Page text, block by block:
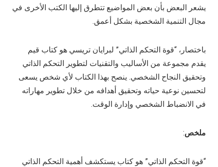
يشعر البعض بأن بعض المواضيع تتطرق إليها الكتب الأخرى في
مجال التنمية الشخصية بشكل أعمق.
باختصار، “قوة التحكم الذاتي” لبرايان تريسي هو كتاب قيم
يقدم مجموعة من الأساليب والتقنيات لتطوير التحكم الذاتي
وتحقيق النجاح الشخصي. ينصح بهذا الكتاب لأي شخص يسعى
لتحسين نوعية حياته وتحقيق أهدافه من خلال تطوير مهاراته
في الانضباط الشخصي وإدارة الوقت.
ملخص:
“قوة التحكم الذاتي” هو كتاب يستكشف أهمية التحكم الذاتي